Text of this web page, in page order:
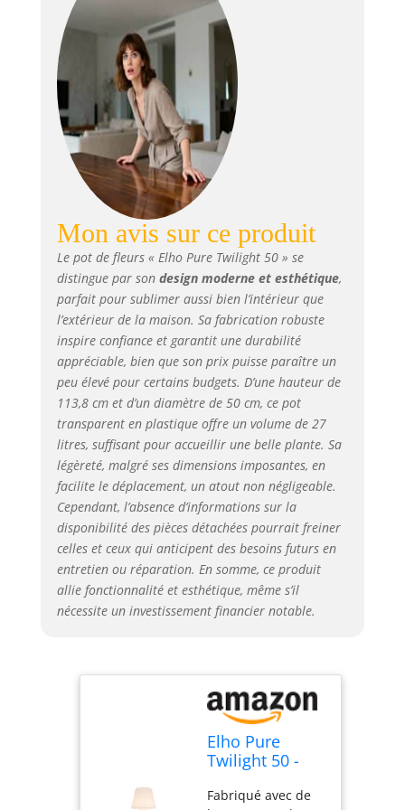
son fond surélevé,
vous n'avez pas à
remplir
entièrement le pot
de terre
Mon avis sur ce produit
Le pot de fleurs « Elho Pure Twilight 50 » se
distingue par son design moderne et esthétique,
parfait pour sublimer aussi bien l’intérieur que
l’extérieur de la maison. Sa fabrication robuste
inspire confiance et garantit une durabilité
appréciable, bien que son prix puisse paraître un
peu élevé pour certains budgets. D’une hauteur de
113,8 cm et d’un diamètre de 50 cm, ce pot
transparent en plastique offre un volume de 27
litres, suffisant pour accueillir une belle plante. Sa
légèreté, malgré ses dimensions imposantes, en
facilite le déplacement, un atout non négligeable.
Cependant, l’absence d’informations sur la
disponibilité des pièces détachées pourrait freiner
celles et ceux qui anticipent des besoins futurs en
entretien ou réparation. En somme, ce produit
allie fonctionnalité et esthétique, même s’il
nécessite un investissement financier notable.
Elho Pure
Twilight 50 -
Transparent -
Fabriqué avec de